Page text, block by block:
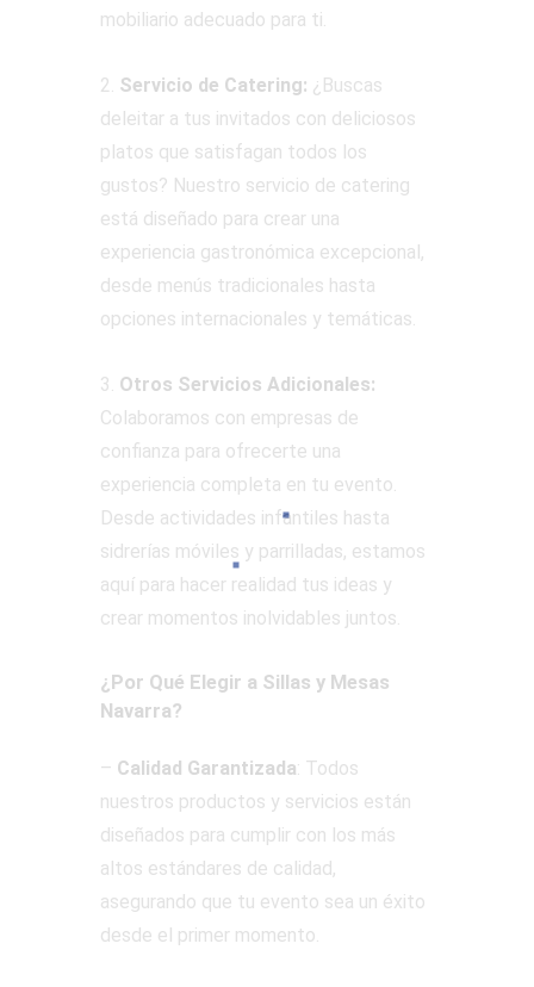
mobiliario adecuado para ti.
2. Servicio de Catering: ¿Buscas
deleitar a tus invitados con deliciosos
platos que satisfagan todos los
gustos? Nuestro servicio de catering
está diseñado para crear una
experiencia gastronómica excepcional,
desde menús tradicionales hasta
opciones internacionales y temáticas.
3. Otros Servicios Adicionales:
Colaboramos con empresas de
confianza para ofrecerte una
experiencia completa en tu evento.
Desde actividades infantiles hasta
sidrerías móviles y parrilladas, estamos
aquí para hacer realidad tus ideas y
crear momentos inolvidables juntos.
¿Por Qué Elegir a Sillas y Mesas
Navarra?
– Calidad Garantizada: Todos
nuestros productos y servicios están
diseñados para cumplir con los más
altos estándares de calidad,
asegurando que tu evento sea un éxito
desde el primer momento.